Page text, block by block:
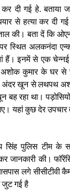
May 17, 2022
Of The Day
May 16, 2022
Of The Day
May 14, 2022
Of The Day
May 13, 2022
दी गई हे. बताया
से हत्या कर दी
की। बता दें कि
पर स्थित अलकनंदा
हैं। इनमें से एक
ने अशोक कुमार के घर
अंदर खून से लथपथ
बह रहा था।
यहां कुछ देर उपचार
सिंह पुलिस टीम के
जानकारी की।
लगे सीसीटीवी
जुट गई है